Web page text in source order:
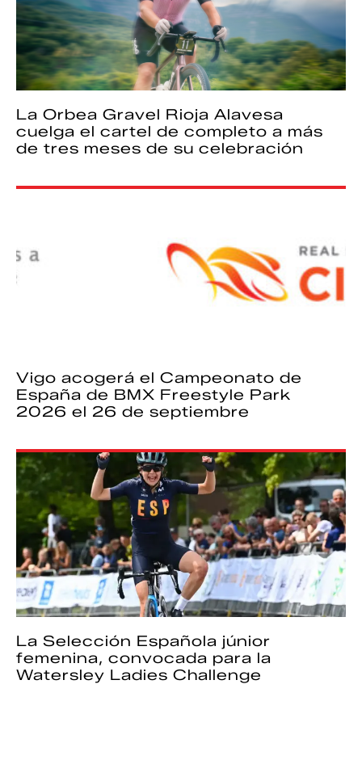
La Orbea Gravel Rioja Alavesa
cuelga el cartel de completo a más
de tres meses de su celebración
Vigo acogerá el Campeonato de
España de BMX Freestyle Park
2026 el 26 de septiembre
La Selección Española júnior
femenina, convocada para la
Watersley Ladies Challenge